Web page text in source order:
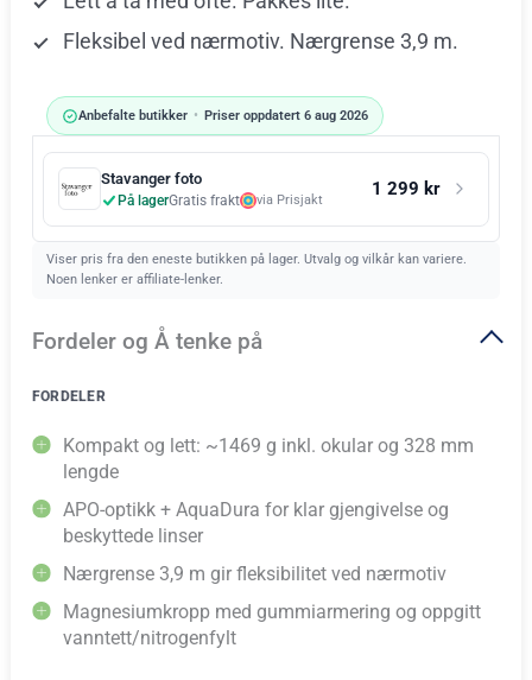
Fleksibel ved nærmotiv. Nærgrense 3,9 m.
Anbefalte butikker • Priser oppdatert 6 aug 2026
Stavanger foto
På lagerGratis frakt via Prisjakt 1 299 kr
Viser pris fra den eneste butikken på lager. Utvalg og vilkår kan variere.
Noen lenker er affiliate-lenker.
Fordeler og Å tenke på
FORDELER
Kompakt og lett: ~1469 g inkl. okular og 328 mm
lengde
APO-optikk + AquaDura for klar gjengivelse og
beskyttede linser
Nærgrense 3,9 m gir fleksibilitet ved nærmotiv
Magnesiumkropp med gummiarmering og oppgitt
vanntett/nitrogenfylt